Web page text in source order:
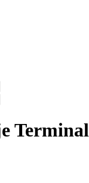
Terminal